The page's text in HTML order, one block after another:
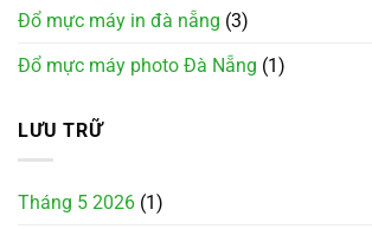
Đổ mực máy in đà nẵng (3)
Đổ mực máy photo Đà Nẵng (1)
LƯU TRỮ
Tháng 5 2026 (1)